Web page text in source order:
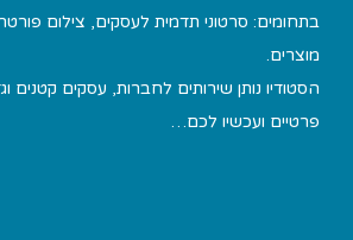
בתחומים: סרטוני תדמית לעסקים, צילום
מוצרים.
הסטודיו נותן שירותים לחברות, עסקים קטנים
פרטיים ועכשיו לכם…